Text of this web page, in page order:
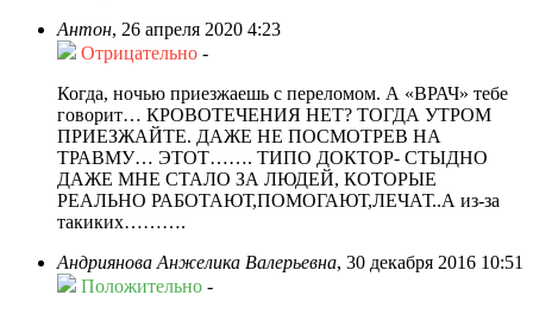
Антон, 26 апреля 2020 4:23
Отрицательно -
Когда, ночью приезжаешь с переломом. А «ВРАЧ» тебе
говорит… КРОВОТЕЧЕНИЯ НЕТ? ТОГДА УТРОМ
ПРИЕЗЖАЙТЕ. ДАЖЕ НЕ ПОСМОТРЕВ НА
ТРАВМУ… ЭТОТ……. ТИПО ДОКТОР- СТЫДНО
ДАЖЕ МНЕ СТАЛО ЗА ЛЮДЕЙ, КОТОРЫЕ
РЕАЛЬНО РАБОТАЮТ,ПОМОГАЮТ,ЛЕЧАТ..А из-за
такиких……….
Андриянова Анжелика Валерьевна, 30 декабря 2016 10:51
Положительно -